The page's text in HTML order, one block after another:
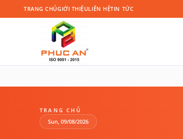
TRANG CHỦGIỚI THIỆULIÊN HỆTIN TỨC
TRANG CHỦ
Sun, 09/08/2026